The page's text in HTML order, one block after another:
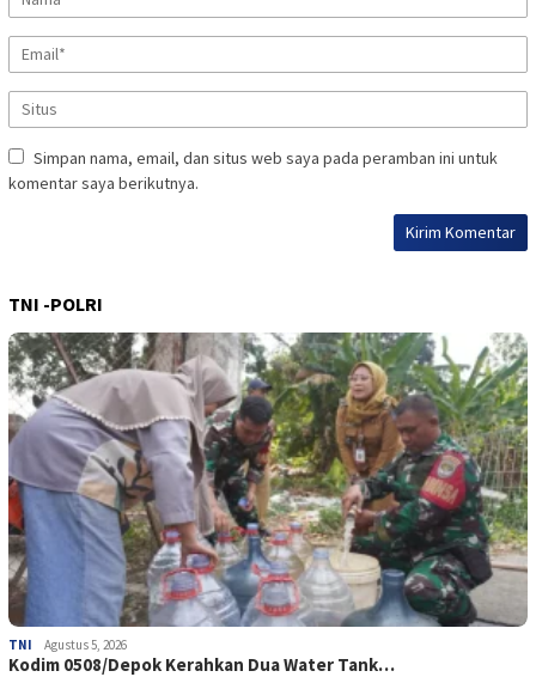
Simpan nama, email, dan situs web saya pada peramban ini untuk
komentar saya berikutnya.
TNI -POLRI
TNI Agustus 5, 2026
Kodim 0508/Depok Kerahkan Dua Water Tank…